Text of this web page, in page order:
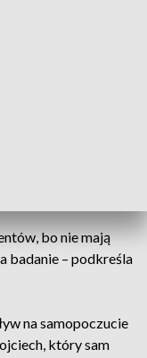
bo nie mają
badanie – podkreśla
na samopoczucie
który sam